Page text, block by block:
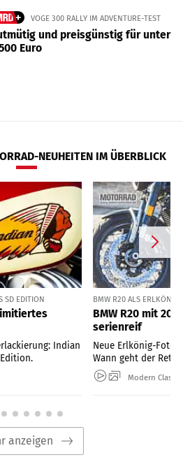
VOGE 300 RALLY IM ADVENTURE-TEST
und preisgünstig für unter
Euro
NEUHEITEN IM ÜBERBLICK
SD EDITION
Indian
BMW R20 ALS ERLKÖNIG
BMW R20 mit
serienreif
Neue Erlkönig-Fotos
Wann geht der
Modern Classic
anzeigen